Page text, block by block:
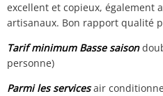
excellent et copieux, également
artisanaux. Bon rapport qualité
Tarif minimum Basse saison
personne)
Parmi les servicesair